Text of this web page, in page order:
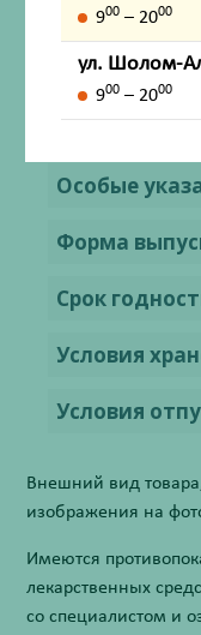
Побочное
Особые
Форма
Срок
Условия
Условия
Внешний вид
изображения на
Имеются
лекарственных
со специалистом и
900 – 2000
ул. Шолом-
900 – 2000